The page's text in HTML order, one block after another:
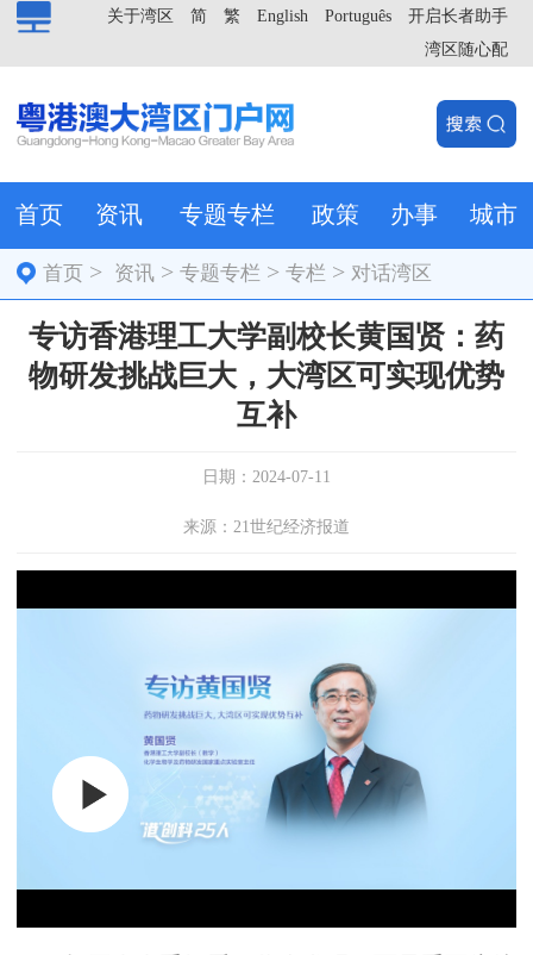
开启长者助手
Português
English
繁
简
关于湾区
湾区随心配
首页 资讯 专题专栏 政策 办事 城市
首页 > 资讯 >专题专栏 >专栏 > 对话湾区
专访香港理工大学副校长黄国贤：药
物研发挑战巨大，大湾区可实现优势
互补
日期：2024-07-11
来源：21世纪经济报道